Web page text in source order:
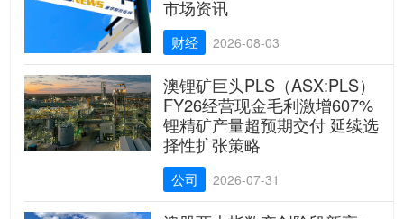
市场资讯
财经 2026-08-03
澳锂矿巨头PLS（ASX:PLS）
FY26经营现金毛利激增607%
锂精矿产量超预期交付 延续选
择性扩张策略
公司 2026-07-31